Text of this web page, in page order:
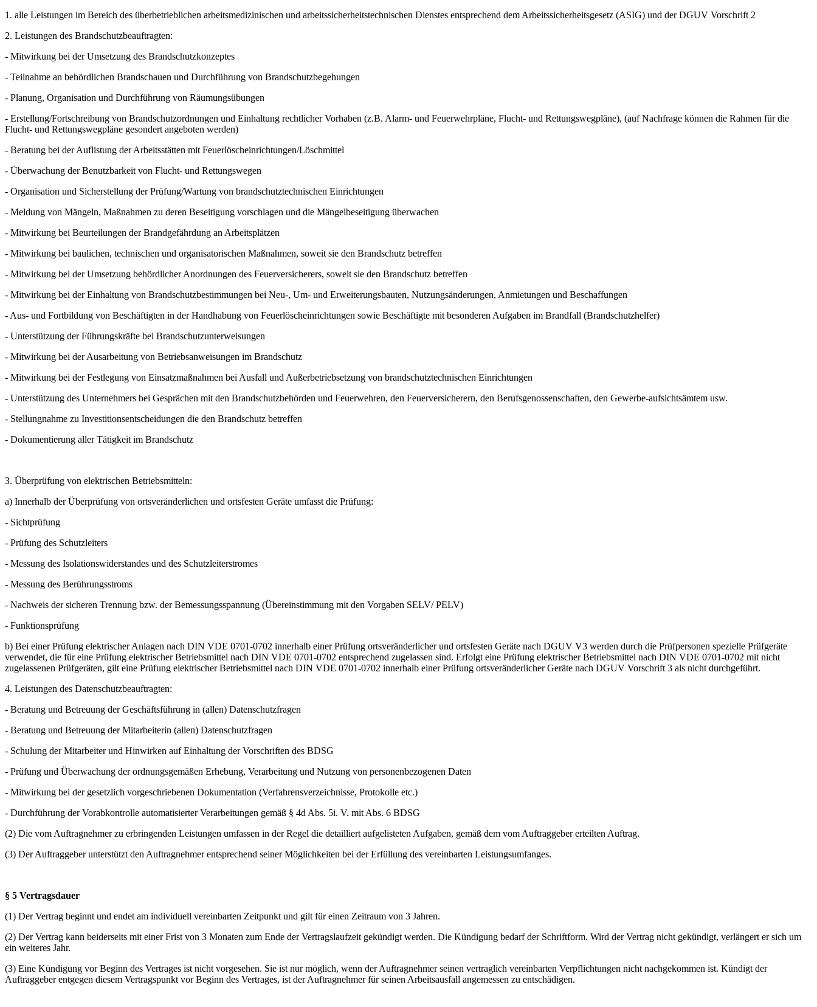
1. alle Leistungen im Bereich des überbetrieblichen arbeitsmedizinischen und arbeitssicherheitstechnischen Dienstes entsprechend dem Arbeitssicherheitsgesetz (ASIG) und der DGUV Vorschrift 2
2. Leistungen des Brandschutzbeauftragten:
- Mitwirkung bei der Umsetzung des Brandschutzkonzeptes
- Teilnahme an behördlichen Brandschauen und Durchführung von Brandschutzbegehungen
- Planung, Organisation und Durchführung von Räumungsübungen
- Erstellung/Fortschreibung von Brandschutzordnungen und Einhaltung rechtlicher Vorhaben (z.B. Alarm- und Feuerwehrpläne, Flucht- und Rettungswegpläne), (auf Nachfrage können die Rahmen für die
Flucht- und Rettungswegpläne gesondert angeboten werden)
- Beratung bei der Auflistung der Arbeitsstätten mit Feuerlöscheinrichtungen/Löschmittel
- Überwachung der Benutzbarkeit von Flucht- und Rettungswegen
- Organisation und Sicherstellung der Prüfung/Wartung von brandschutztechnischen Einrichtungen
- Meldung von Mängeln, Maßnahmen zu deren Beseitigung vorschlagen und die Mängelbeseitigung überwachen
- Mitwirkung bei Beurteilungen der Brandgefährdung an Arbeitsplätzen
- Mitwirkung bei baulichen, technischen und organisatorischen Maßnahmen, soweit sie den Brandschutz betreffen
- Mitwirkung bei der Umsetzung behördlicher Anordnungen des Feuerversicherers, soweit sie den Brandschutz betreffen
- Mitwirkung bei der Einhaltung von Brandschutzbestimmungen bei Neu-, Um- und Erweiterungsbauten, Nutzungsänderungen, Anmietungen und Beschaffungen
- Aus- und Fortbildung von Beschäftigten in der Handhabung von Feuerlöscheinrichtungen sowie Beschäftigte mit besonderen Aufgaben im Brandfall (Brandschutzhelfer)
- Unterstützung der Führungskräfte bei Brandschutzunterweisungen
- Mitwirkung bei der Ausarbeitung von Betriebsanweisungen im Brandschutz
- Mitwirkung bei der Festlegung von Einsatzmaßnahmen bei Ausfall und Außerbetriebsetzung von brandschutztechnischen Einrichtungen
- Unterstützung des Unternehmers bei Gesprächen mit den Brandschutzbehörden und Feuerwehren, den Feuerversicherern, den Berufsgenossenschaften, den Gewerbe-aufsichtsämtem usw.
- Stellungnahme zu Investitionsentscheidungen die den Brandschutz betreffen
- Dokumentierung aller Tätigkeit im Brandschutz
3. Überprüfung von elektrischen Betriebsmitteln:
a) Innerhalb der Überprüfung von ortsveränderlichen und ortsfesten Geräte umfasst die Prüfung:
- Sichtprüfung
- Prüfung des Schutzleiters
- Messung des Isolationswiderstandes und des Schutzleiterstromes
- Messung des Berührungsstroms
- Nachweis der sicheren Trennung bzw. der Bemessungsspannung (Übereinstimmung mit den Vorgaben SELV/ PELV)
- Funktionsprüfung
b) Bei einer Prüfung elektrischer Anlagen nach DIN VDE 0701-0702 innerhalb einer Prüfung ortsveränderlicher und ortsfesten Geräte nach DGUV V3 werden durch die Prüfpersonen spezielle Prüfgeräte
verwendet, die für eine Prüfung elektrischer Betriebsmittel nach DIN VDE 0701-0702 entsprechend zugelassen sind. Erfolgt eine Prüfung elektrischer Betriebsmittel nach DIN VDE 0701-0702 mit nicht
zugelassenen Prüfgeräten, gilt eine Prüfung elektrischer Betriebsmittel nach DIN VDE 0701-0702 innerhalb einer Prüfung ortsveränderlicher Geräte nach DGUV Vorschrift 3 als nicht durchgeführt.
4. Leistungen des Datenschutzbeauftragten:
- Beratung und Betreuung der Geschäftsführung in (allen) Datenschutzfragen
- Beratung und Betreuung der Mitarbeiterin (allen) Datenschutzfragen
- Schulung der Mitarbeiter und Hinwirken auf Einhaltung der Vorschriften des BDSG
- Prüfung und Überwachung der ordnungsgemäßen Erhebung, Verarbeitung und Nutzung von personenbezogenen Daten
- Mitwirkung bei der gesetzlich vorgeschriebenen Dokumentation (Verfahrensverzeichnisse, Protokolle etc.)
- Durchführung der Vorabkontrolle automatisierter Verarbeitungen gemäß § 4d Abs. 5i. V. mit Abs. 6 BDSG
(2) Die vom Auftragnehmer zu erbringenden Leistungen umfassen in der Regel die detailliert aufgelisteten Aufgaben, gemäß dem vom Auftraggeber erteilten Auftrag.
(3) Der Auftraggeber unterstützt den Auftragnehmer entsprechend seiner Möglichkeiten bei der Erfüllung des vereinbarten Leistungsumfanges.
§ 5 Vertragsdauer
(1) Der Vertrag beginnt und endet am individuell vereinbarten Zeitpunkt und gilt für einen Zeitraum von 3 Jahren.
(2) Der Vertrag kann beiderseits mit einer Frist von 3 Monaten zum Ende der Vertragslaufzeit gekündigt werden. Die Kündigung bedarf der Schriftform. Wird der Vertrag nicht gekündigt, verlängert er sich um
ein weiteres Jahr.
(3) Eine Kündigung vor Beginn des Vertrages ist nicht vorgesehen. Sie ist nur möglich, wenn der Auftragnehmer seinen vertraglich vereinbarten Verpflichtungen nicht nachgekommen ist. Kündigt der
Auftraggeber entgegen diesem Vertragspunkt vor Beginn des Vertrages, ist der Auftragnehmer für seinen Arbeitsausfall angemessen zu entschädigen.